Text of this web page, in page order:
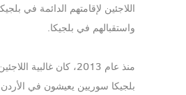
اللاجئين لإقامتهم الدائمة في
واستقبالهم في بلجيكا.
منذ عام 2013، كان
بلجيكا سوريين يعيشون في الأردن